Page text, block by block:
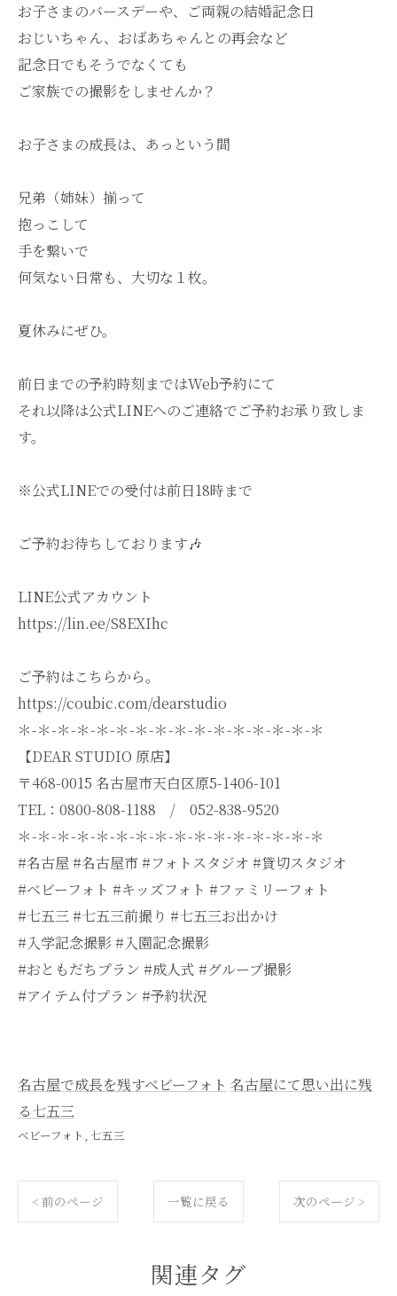
お子さまのバースデーや、ご両親の結婚記念日
おじいちゃん、おばあちゃんとの再会など
記念日でもそうでなくても
ご家族での撮影をしませんか？
お子さまの成長は、あっという間
兄弟（姉妹）揃って
抱っこして
手を繋いで
何気ない日常も、大切な１枚。
夏休みにぜひ。
前日までの予約時刻まではWeb予約にて
それ以降は公式LINEへのご連絡でご予約お承り致しま
す。
※公式LINEでの受付は前日18時まで
ご予約お待ちしております🎶
LINE公式アカウント
https://lin.ee/S8EXIhc
ご予約はこちらから。
https://coubic.com/dearstudio
＊-＊-＊-＊-＊-＊-＊-＊-＊-＊-＊-＊-＊-＊-＊-＊
【DEAR STUDIO 原店】
〒468-0015 名古屋市天白区原5-1406-101
TEL：0800-808-1188 / 052-838-9520
＊-＊-＊-＊-＊-＊-＊-＊-＊-＊-＊-＊-＊-＊-＊-＊
#名古屋 #名古屋市 #フォトスタジオ #貸切スタジオ
#ベビーフォト #キッズフォト #ファミリーフォト
#七五三 #七五三前撮り #七五三お出かけ
#入学記念撮影 #入園記念撮影
#おともだちプラン #成人式 #グループ撮影
#アイテム付プラン #予約状況
名古屋で成長を残すベビーフォト 名古屋にて思い出に残
る七五三
ベビーフォト 七五三
< 前のページ 一覧に戻る 次のページ >
関連タグ